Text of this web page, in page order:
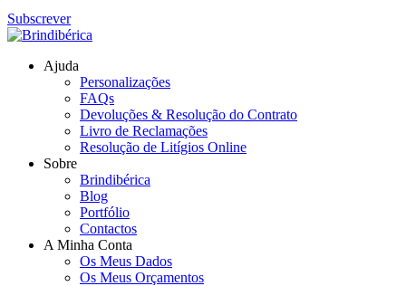
Subscrever
Ajuda
Personalizações
FAQs
Devoluções & Resolução do Contrato
Livro de Reclamações
Resolução de Litígios Online
Sobre
Brindibérica
Blog
Portfólio
Contactos
A Minha Conta
Os Meus Dados
Os Meus Orçamentos